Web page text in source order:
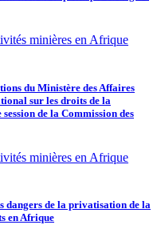
minières en Afrique
du Ministère des Affaires
sur les droits de la
de la Commission des
minières en Afrique
dangers de la privatisation de la
en Afrique